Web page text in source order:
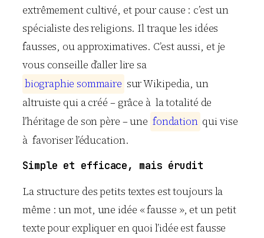
extrêmement cultivé, et pour cause : c’est un
spécialiste des religions. Il traque les idées
fausses, ou approximatives. C’est aussi, et je
vous conseille d’aller lire sa
biographie sommaire sur Wikipedia, un
altruiste qui a créé – grâce à la totalité de
l’héritage de son père – une fondation qui vise
à favoriser l’éducation.
Simple et efficace, mais érudit
La structure des petits textes est toujours la
même : un mot, une idée « fausse », et un petit
texte pour expliquer en quoi l’idée est fausse